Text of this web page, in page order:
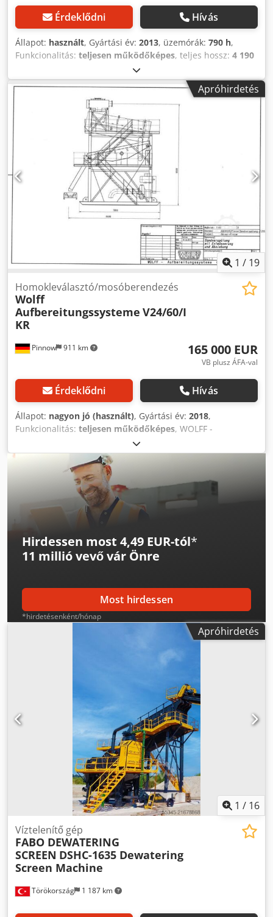
Érdeklődni Hívás
Állapot: használt, Gyártási év: 2013, üzemórák: 790 h,
Funkcionalitás: teljesen működőképes, teljes hossz: 4 190
elektromos
12 520 mm, hajtástípus:Elektro, teherbírás:227 kg,
, Csuklós emelő Oszloptípus:
Nincs Műszaki állapot: jó Leírás: új UVV és karbantartás
Dcsdpfeymt Awsx An Tjk
Apróhirdetés
1 / 19
Pinnow 911 km
Homokleválasztó/mosóberendezés
Wolff
Aufbereitungssysteme V24/60/I
KR
165 000 EUR
VB plusz ÁFA-val
Érdeklődni Hívás
Állapot: nagyon jó (használt), Gyártási év: 2018,
Funkcionalitás: teljesen működőképes, WOLFF -
homokleválasztó/öblítő berendezés Dsdpey N Rtyefx An
Tock
Hirdessen most 4,49 EUR-tól*
11 millió vevővár Önre
Most hirdessen
*hirdetésenként/hónap
Apróhirdetés
1 / 16
Törökország 1 187 km
Víztelenítő gép
FABO DEWATERING
SCREEN DSHC-1635 Dewatering
Screen Machine